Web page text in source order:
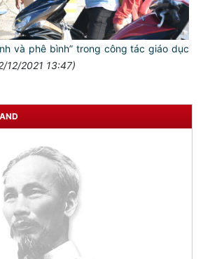
và phê bình” trong công tác giáo dục
12/2021 13:47)
TƯ CÁCH